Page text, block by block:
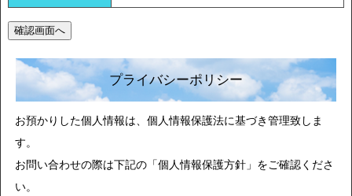
プライバシーポリシー
お預かりした個人情報は、個人情報保護法に基づき管理致しま
す。
お問い合わせの際は下記の「個人情報保護方針」をご確認くださ
い。